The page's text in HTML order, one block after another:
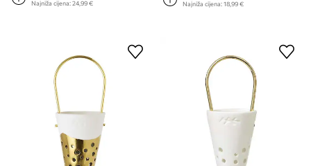
Najniža cijena:24,99 €
Najniža cijena:18,99 €